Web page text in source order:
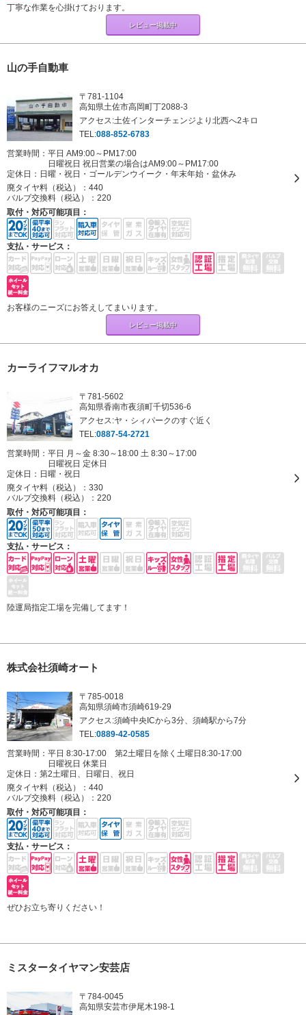
丁寧な作業を心掛けております。
レビュー掲載中
山の手自動車
〒781-1104
高知県土佐市高岡町丁2088-3
アクセス:土佐インターチェンジより北西へ2キロ
TEL:088-852-6783
営業時間：平日 AM9:00～PM17:00
日曜祝日 祝日営業の場合はAM9:00～PM17:00
定休日： 日曜・祝日・ゴールデンウイーク・年末年始・盆休み
廃タイヤ料（税込）： 440
バルブ交換料（税込）： 220
取付・対応可能項目：
支払・サービス：
お客様のニーズにお答えしてまいります。
レビュー掲載中
カーライフマルオカ
〒781-5602
高知県香南市夜須町千切536-6
アクセス:ヤ・シィパークのすぐ近く
TEL:0887-54-2721
営業時間：平日 月～金 8:30～18:00 土 8:30～17:00
日曜祝日 定休日
定休日： 日曜・祝日
廃タイヤ料（税込）： 330
バルブ交換料（税込）： 220
取付・対応可能項目：
支払・サービス：
陸運局指定工場を完備してます！
株式会社須崎オート
〒785-0018
高知県須崎市須崎619-29
アクセス:須崎中央ICから3分、須崎駅から7分
TEL:0889-42-0585
営業時間：平日 8:30-17:00 第2土曜日を除く土曜日8:30-17:00
日曜祝日 休業日
定休日： 第2土曜日、日曜日、祝日
廃タイヤ料（税込）： 440
バルブ交換料（税込）： 220
取付・対応可能項目：
支払・サービス：
ぜひお立ち寄りください！
ミスタータイヤマン安芸店
〒784-0045
高知県安芸市伊尾木198-1